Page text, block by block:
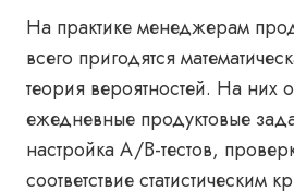
На практике менеджерам
всего пригодятся
теория вероятностей. На них
ежедневные продуктовые
настройка A/B-тестов,
соответствие статистическим